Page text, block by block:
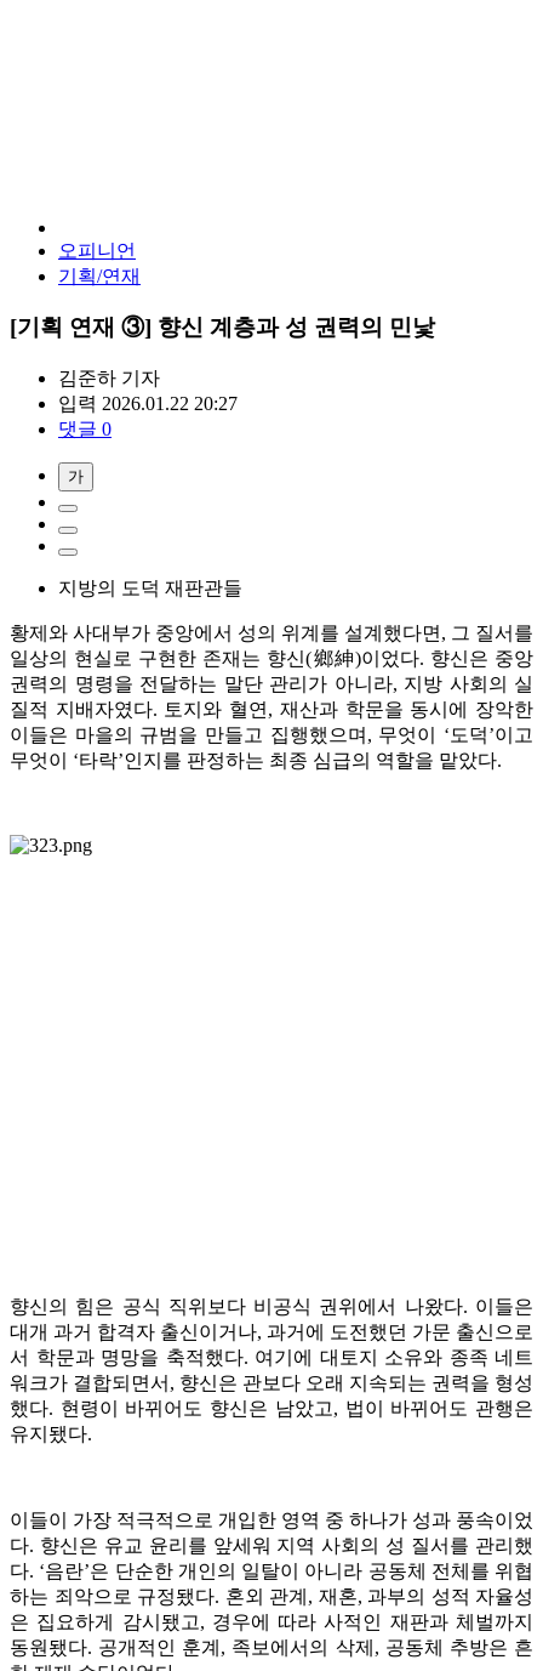
오피니언
기획/연재
[기획 연재 ③] 향신 계층과 성 권력의 민낯
김준하 기자
입력 2026.01.22 20:27
댓글 0
가
지방의 도덕 재판관들
황제와 사대부가 중앙에서 성의 위계를 설계했다면, 그 질서를
일상의 현실로 구현한 존재는 향신(鄉紳)이었다. 향신은 중앙
권력의 명령을 전달하는 말단 관리가 아니라, 지방 사회의 실
질적 지배자였다. 토지와 혈연, 재산과 학문을 동시에 장악한
이들은 마을의 규범을 만들고 집행했으며, 무엇이 ‘도덕’이고
무엇이 ‘타락’인지를 판정하는 최종 심급의 역할을 맡았다.
향신의 힘은 공식 직위보다 비공식 권위에서 나왔다. 이들은
대개 과거 합격자 출신이거나, 과거에 도전했던 가문 출신으로
서 학문과 명망을 축적했다. 여기에 대토지 소유와 종족 네트
워크가 결합되면서, 향신은 관보다 오래 지속되는 권력을 형성
했다. 현령이 바뀌어도 향신은 남았고, 법이 바뀌어도 관행은
유지됐다.
이들이 가장 적극적으로 개입한 영역 중 하나가 성과 풍속이었
다. 향신은 유교 윤리를 앞세워 지역 사회의 성 질서를 관리했
다. ‘음란’은 단순한 개인의 일탈이 아니라 공동체 전체를 위협
하는 죄악으로 규정됐다. 혼외 관계, 재혼, 과부의 성적 자율성
은 집요하게 감시됐고, 경우에 따라 사적인 재판과 체벌까지
동원됐다. 공개적인 훈계, 족보에서의 삭제, 공동체 추방은 흔